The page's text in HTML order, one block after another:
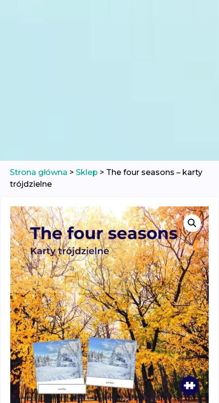
Strona główna > Sklep > The four seasons – karty
trójdzielne